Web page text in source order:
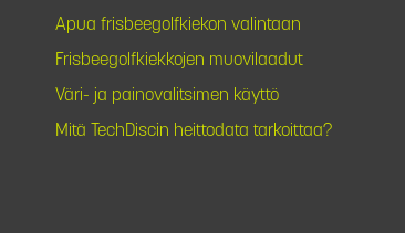
Apua frisbeegolfkiekon valintaan
Frisbeegolfkiekkojen muovilaadut
Väri- ja painovalitsimen käyttö
Mitä TechDiscin heittodata tarkoittaa?